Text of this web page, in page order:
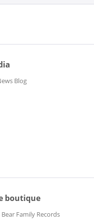
Blog
boutique
Family Records